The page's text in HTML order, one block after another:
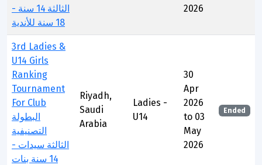
الثالثة 14 سنة -
18 سنة للأندية
2026
3rd Ladies &
U14 Girls
Ranking
Tournament
For Club
البطولة
التصنيفية
الثالثة سيدات -
14 سنة بنات
Riyadh,
Saudi
Arabia
Ladies -
U14
30
Apr
2026
to 03
May
2026
Ended